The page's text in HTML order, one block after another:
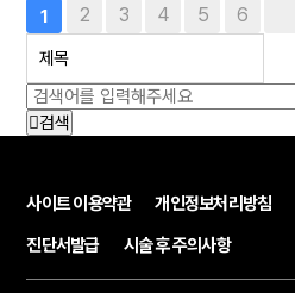
1
2 3 4 5 6
검색
사이트 이용약관 개인정보처리방침
진단서발급
시술 후 주의사항